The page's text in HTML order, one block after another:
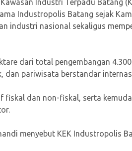
Industri Terpadu Batang
Industropolis Batang sejak
industri nasional sekaligus
dari total pengembangan
dan pariwisata berstandar
fiskal dan non-fiskal, serta
menyebut KEK Industropolis